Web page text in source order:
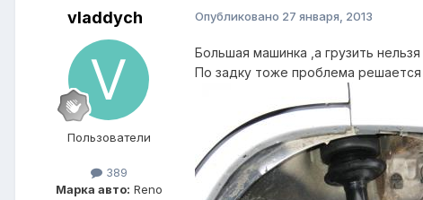
vladdych
Пользователи
389
Марка авто: Reno
Опубликовано 27 января, 2013
Большая машинка ,а грузить
По задку тоже проблема решается